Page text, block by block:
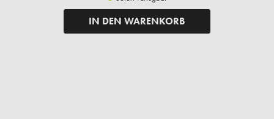
IN DEN WARENKORB